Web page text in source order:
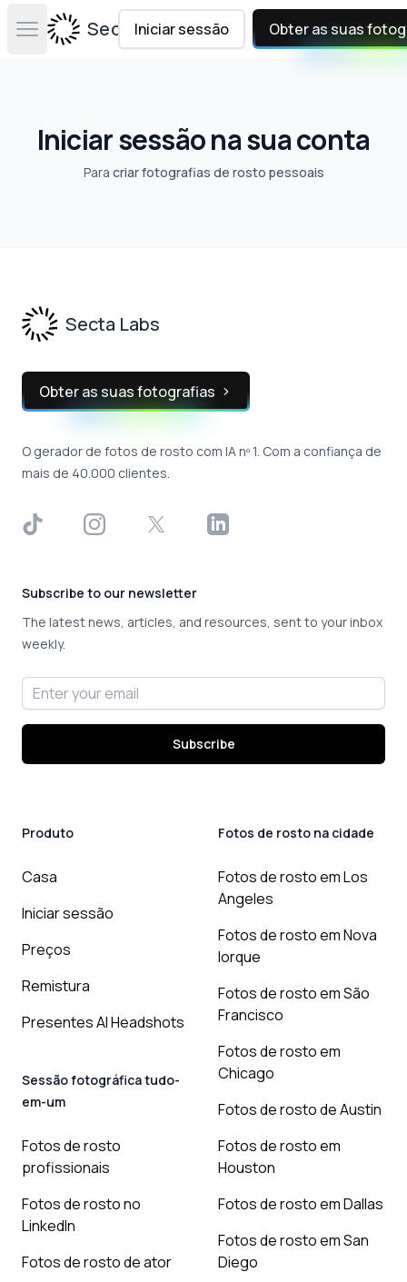
Open main menuSecta Labs
Iniciar sessão Obter as suas
Iniciar sessão na sua conta
Para criar fotografias de rosto pessoais
Secta Labs
Obter as suas fotografias
O gerador de fotos de rosto com IA nº 1. Com a confiança de
mais de 40.000 clientes.
TikTok InstagramX LinkedIn
Subscribe to our newsletter
The latest news, articles, and resources, sent to your inbox
weekly.
Email address
Subscribe
Produto
Casa
Iniciar sessão
Preços
Remistura
Presentes AI Headshots
Sessão fotográfica tudo-
em-um
Fotos de rosto
profissionais
Fotos de rosto no
LinkedIn
Fotos de rosto de ator
Fotos de rosto na cidade
Fotos de rosto em Los
Angeles
Fotos de rosto em Nova
Iorque
Fotos de rosto em São
Francisco
Fotos de rosto em
Chicago
Fotos de rosto de Austin
Fotos de rosto em
Houston
Fotos de rosto em Dallas
Fotos de rosto em San
Diego